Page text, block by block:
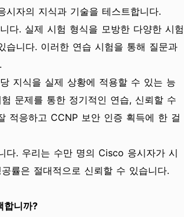
자의 지식과 기술을 테스트합니다.
다. 실제 시험 형식을 모방한 다양한 시험
습니다. 이러한 연습 시험을 통해 질문과
지식을 실제 상황에 적용할 수 있는 능
문제를 통한 정기적인 연습, 신뢰할 수
적응하고 CCNP 보안 인증 획득에 한 걸
다. 우리는 수만 명의 Cisco 응시자가 시
률은 절대적으로 신뢰할 수 있습니다.
합니까?